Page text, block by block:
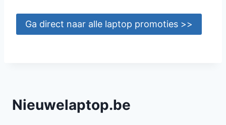
Ga direct naar alle laptop promoties >>
Nieuwelaptop.be